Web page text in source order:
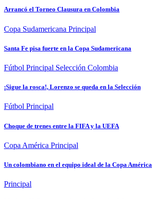
Arrancó el Torneo Clausura en Colombia
Copa Sudamericana Principal
Santa Fe pisa fuerte en la Copa Sudamericana
Fútbol Principal Selección Colombia
¡Sigue la rosca!, Lorenzo se queda en la Selección
Fútbol Principal
Choque de trenes entre la FIFA y la UEFA
Copa América Principal
Un colombiano en el equipo ideal de la Copa América
Principal